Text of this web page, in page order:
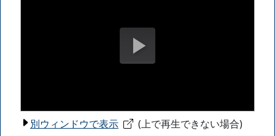
別ウィンドウで表示
(上で再生できない場合)